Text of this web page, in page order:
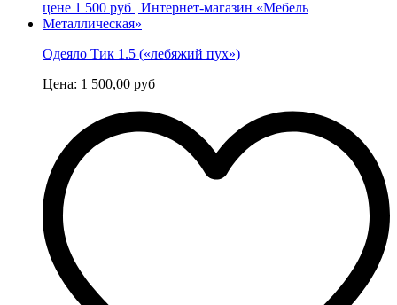
Одеяло Тик 1.5 («лебяжий пух»)
Цена: 1 500,00 руб